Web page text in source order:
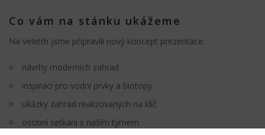
Co vám na stánku ukážeme
Na veletrh jsme připravili nový koncept prezentace:
návrhy moderních zahrad
inspiraci pro vodní prvky a biotopy
ukázky zahrad realizovaných na klíč
osobní setkání s naším týmem